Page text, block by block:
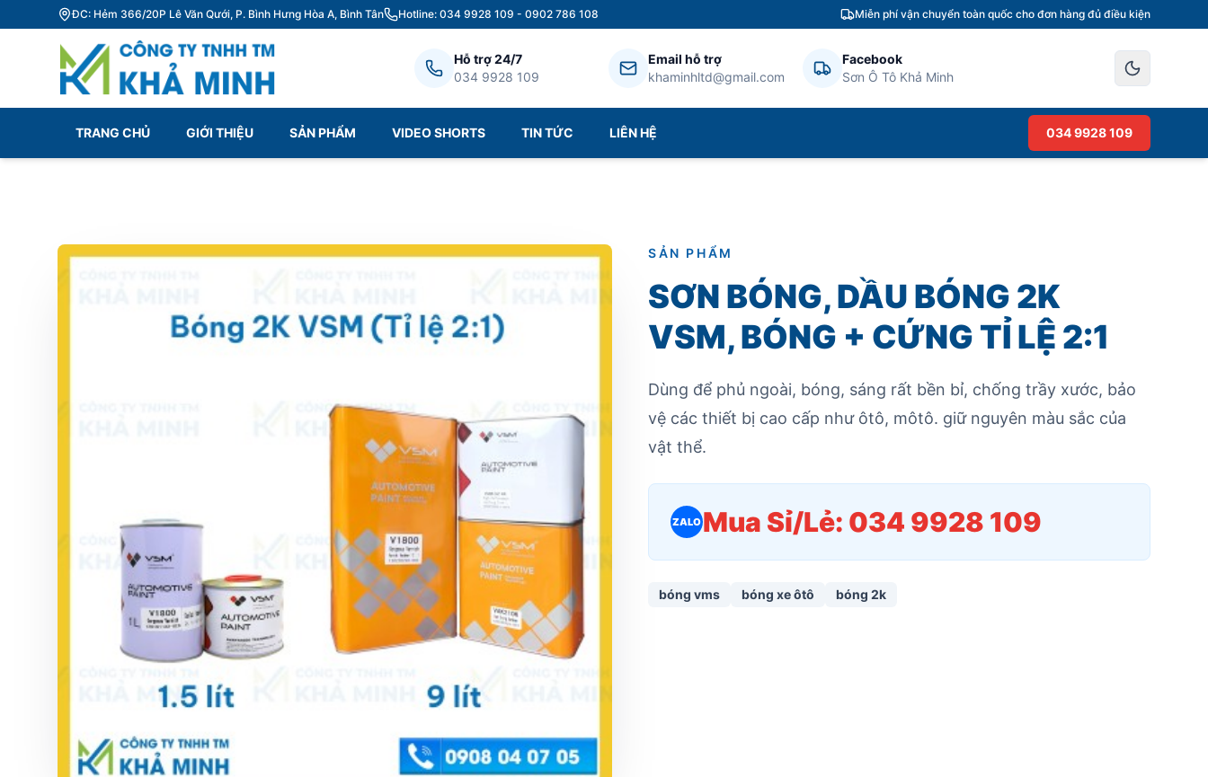
ĐC: Hẻm 366/20P Lê Văn Qưới, P. Bình Hưng Hòa A, Bình Tân Hotline: 034 9928 109 - 0902 786 108 Miễn phí vận chuyển toàn quốc cho đơn hàng đủ điều kiện
Hỗ trợ 24/7
034 9928 109
Email hỗ trợ
khaminhltd@gmail.com
Facebook
Sơn Ô Tô Khả Minh
TRANG CHỦ GIỚI THIỆU SẢN PHẨM VIDEO SHORTS TIN TỨC LIÊN HỆ 034 9928 109
SẢN PHẨM
SƠN BÓNG, DẦU BÓNG 2K
VSM, BÓNG + CỨNG TỈ LỆ 2:1
Dùng để phủ ngoài, bóng, sáng rất bền bỉ, chống trầy xước, bảo
vệ các thiết bị cao cấp như ôtô, môtô. giữ nguyên màu sắc của
vật thể.
ZALO Mua Sỉ/Lẻ: 034 9928 109
bóng vms bóng xe ôtô bóng 2k